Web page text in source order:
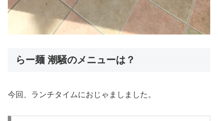
らー麺 潮騒のメニューは？
今回、ランチタイムにおじゃましました。